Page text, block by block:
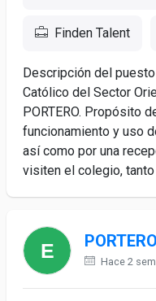
Finden Talent
Descripción del
Católico del Sector
PORTERO. Propósito
funcionamiento y uso
así como por una
visiten el colegio,
PORTERO
Hace 2